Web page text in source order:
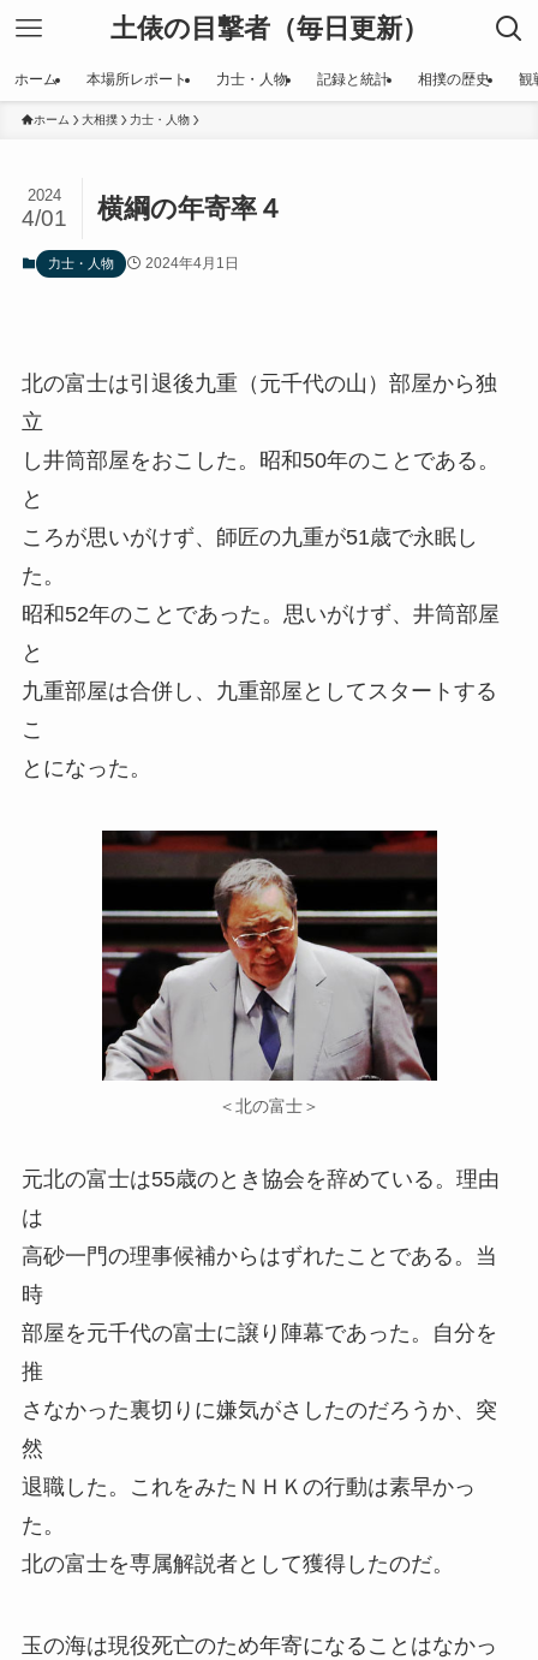
土俵の目撃者（毎日更新）
ホーム 本場所レポート 力士・人物 記録と統計 相撲の歴史 観
ホーム 大相撲 力士・人物
横綱の年寄率４
2024
4/01
力士・人物 2024年4月1日
北の富士は引退後九重（元千代の山）部屋から独
立
し井筒部屋をおこした。昭和50年のことである。
と
ころが思いがけず、師匠の九重が51歳で永眠し
た。
昭和52年のことであった。思いがけず、井筒部屋
と
九重部屋は合併し、九重部屋としてスタートする
こ
とになった。
＜北の富士＞
元北の富士は55歳のとき協会を辞めている。理由
は
高砂一門の理事候補からはずれたことである。当
時
部屋を元千代の富士に譲り陣幕であった。自分を
推
さなかった裏切りに嫌気がさしたのだろうか、突
然
退職した。これをみたＮＨＫの行動は素早かっ
た。
北の富士を専属解説者として獲得したのだ。
玉の海は現役死亡のため年寄になることはなかっ